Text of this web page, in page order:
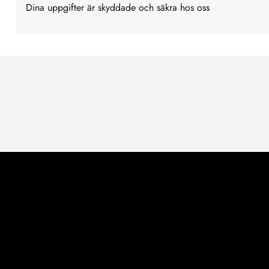
Dina uppgifter är skyddade och säkra hos oss